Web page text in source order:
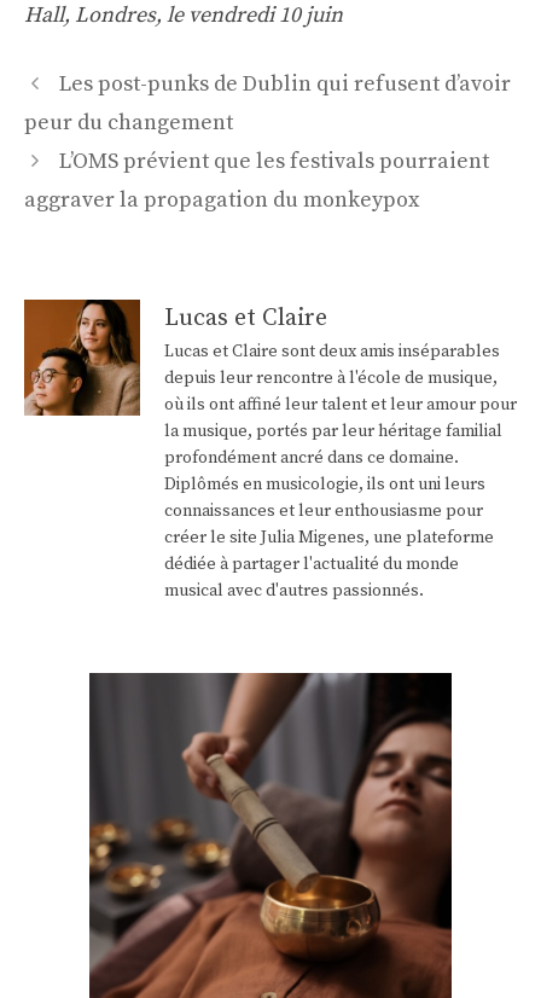
Hall, Londres, le vendredi 10 juin
Navigation
des
articles
Les post-punks de Dublin qui refusent d’avoir
peur du changement
L’OMS prévient que les festivals pourraient
aggraver la propagation du monkeypox
Lucas et Claire
Lucas et Claire sont deux amis inséparables
depuis leur rencontre à l'école de musique,
où ils ont affiné leur talent et leur amour pour
la musique, portés par leur héritage familial
profondément ancré dans ce domaine.
Diplômés en musicologie, ils ont uni leurs
connaissances et leur enthousiasme pour
créer le site Julia Migenes, une plateforme
dédiée à partager l'actualité du monde
musical avec d'autres passionnés.